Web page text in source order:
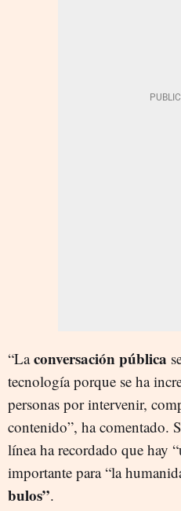
“Laconversación pública
tecnología porque se ha
personas por intervenir,
contenido”, ha comentado.
línea ha recordado que hay
importante para “la
bulos”.